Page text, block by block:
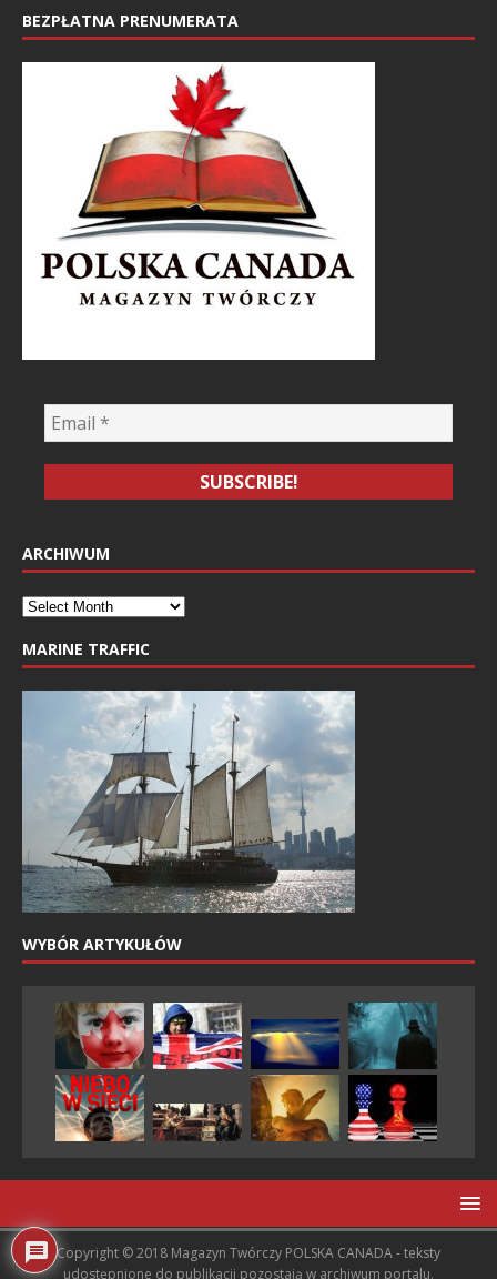
BEZPŁATNA PRENUMERATA
ARCHIWUM
MARINE TRAFFIC
WYBÓR ARTYKUŁÓW
Copyright © 2018 Magazyn Twórczy POLSKA CANADA - teksty
udostępnione do publikacji pozostają w archiwum portalu.